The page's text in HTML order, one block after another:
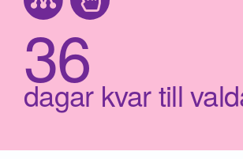
36
dagar kvar till